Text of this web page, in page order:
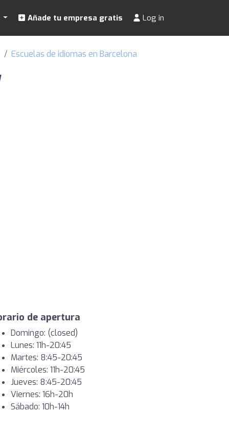
Añade tu empresa gratis Log in
Escuelas de idiomas en Barcelona
de apertura
Domingo: (closed)
Lunes: 11h-20:45
Martes: 8:45-20:45
Miércoles: 11h-20:45
Jueves: 8:45-20:45
Viernes: 16h-20h
Sábado: 10h-14h